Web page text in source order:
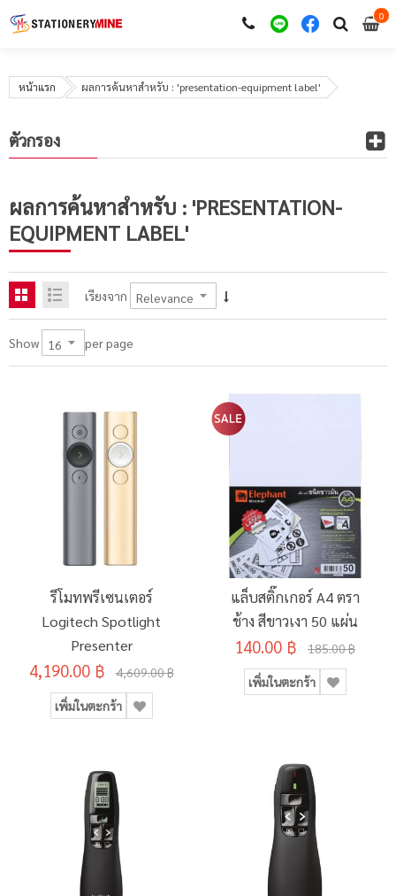
00
หน้าแรก ผลการค้นหาสำหรับ : 'presentation-equipment label'
ผลการค้นหาสำหรับ : 'PRESENTATION-
EQUIPMENT LABEL'
เรียงจาก
Show per page
รีโมทพรีเซนเตอร์
Logitech Spotlight
Presenter
4,190.00 ฿ 4,609.00 ฿
เพิ่มในตะกร้า
แล็บสติ๊กเกอร์ A4 ตรา
ช้าง สีขาวเงา 50 แผ่น
140.00 ฿ 185.00 ฿
เพิ่มในตะกร้า
ตัวกรอง